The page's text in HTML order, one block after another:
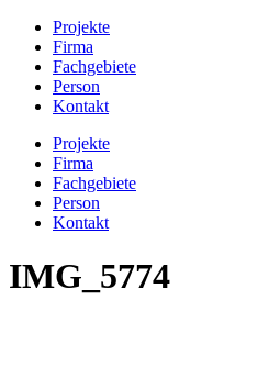
Projekte
Firma
Fachgebiete
Person
Kontakt
Projekte
Firma
Fachgebiete
Person
Kontakt
IMG_5774